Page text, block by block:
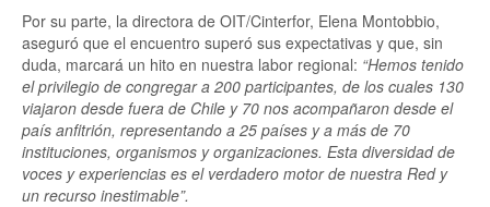
Por su parte, la directora de OIT/Cinterfor, Elena Montobbio,
aseguró que el encuentro superó sus expectativas y que, sin
duda, marcará un hito en nuestra labor regional: “Hemos tenido
el privilegio de congregar a 200 participantes, de los cuales 130
viajaron desde fuera de Chile y 70 nos acompañaron desde el
país anfitrión, representando a 25 países y a más de 70
instituciones, organismos y organizaciones. Esta diversidad de
voces y experiencias es el verdadero motor de nuestra Red y
un recurso inestimable”.